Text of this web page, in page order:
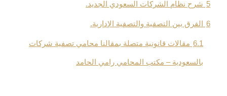
5 شرح نظام الشركات السعودي الجديد.
6 الفرق بين التصفية والتصفية الإدارية.
6.1 مقالات قانونية متصلة بمقالنا محامي تصفية شركات
بالسعودية – مكتب المحامي رامي الحامد